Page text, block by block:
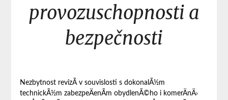
provozuschopnosti a
bezpečnosti
Nezbytnost revizÃ­ v souvislosti s dokonalÃ½m
technickÃ½m zabezpeÄenÃ­m obydlenÃ©ho i komerÄnÄ›